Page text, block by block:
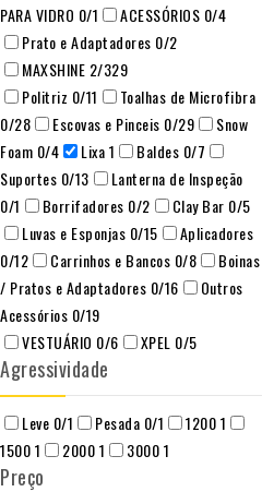
PARA VIDRO 0/1 ACESSÓRIOS 0/4
Prato e Adaptadores 0/2
MAXSHINE 2/329
Politriz 0/11
Toalhas de Microfibra
0/28 Escovas e Pinceis 0/29
Snow
Foam 0/4 Lixa1 Baldes 0/7
Suportes 0/13
Lanterna de Inspeção
0/1 Borrifadores 0/2 Clay Bar 0/5
Luvas e Esponjas 0/15
Aplicadores
0/12 Carrinhos e Bancos 0/8
Boinas
/ Pratos e Adaptadores 0/16
Outros
Acessórios 0/19
VESTUÁRIO 0/6 XPEL 0/5
Agressividade
Leve 0/1 Pesada 0/1 12001
15001 20001 30001
Preço